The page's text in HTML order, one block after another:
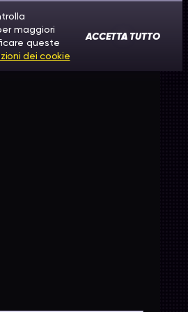
maggiori
queste
dei cookie
ACCETTA TUTTO